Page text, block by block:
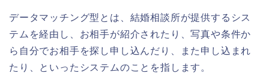
データマッチング型とは、結婚相談所が提供するシス
テムを経由し、お相手が紹介されたり、写真や条件か
ら自分でお相手を探し申し込んだり、また申し込まれ
たり、といったシステムのことを指します。